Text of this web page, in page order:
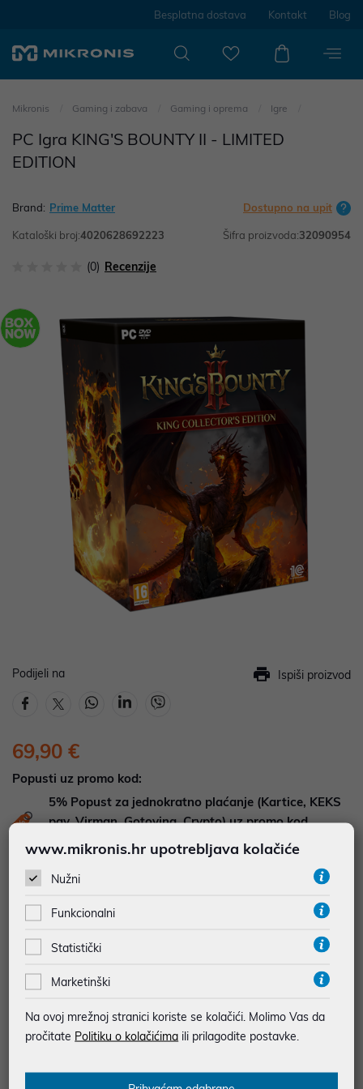
Besplatna dostava Kontakt Blog
Mikronis Gaming i zabava Gaming i oprema Igre
PC Igra KING'S BOUNTY II - LIMITED
EDITION
Brand: Prime Matter Dostupno na upit
Kataloški broj:4020628692223 Šifra proizvoda:32090954
(0) Recenzije
Podijeli na Ispiši proizvod
69,90 €
Popusti uz promo kod:
5% Popust za jednokratno plaćanje (Kartice, KEKS
pay, Virman, Gotovina, Crypto) uz promo kod
"POPUST" , popusti se međusobno ne zbrajaju
DOSTUPNOST NA UPIT
Dodaj u favorite
najam za pravne osobe od 12 do 36 mj. već od
www.mikronis.hr upotrebljava kolačiće
Nužni
Funkcionalni
Statistički
Marketinški
Na ovoj mrežnoj stranici koriste se kolačići. Molimo Vas da
pročitate Politiku o kolačićima ili prilagodite postavke.